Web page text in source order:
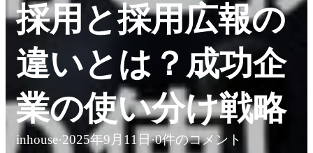
採用と採用広報の
違いとは？成功企
業の使い分け戦略
inhouse·2025年9月11日·0件のコメント